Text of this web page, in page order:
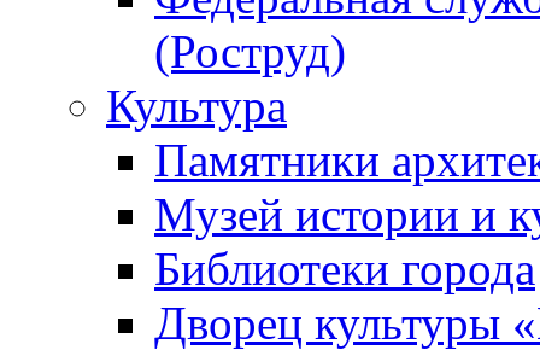
(Роструд)
Культура
Памятники
Музей истории и
Библиотеки города
Дворец культуры